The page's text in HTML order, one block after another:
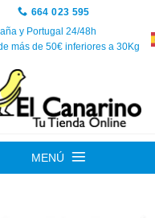
664 023 595
y Portugal 24/48h
más de 50€ inferiores a 30Kg
MENÚ